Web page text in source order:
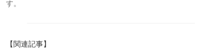
す。
【関連記事】